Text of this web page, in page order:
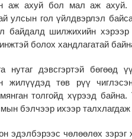
аж ахуй бол мал аж ахуй.
улсын гол үйлдвэрлэл
байдалд шилжихийн
болох хандлагатай
нутаг дэвсгэртэй бөгөөд
жилүүдэд төв рүү
толгойд хүрээд байна.
бэлчээр ихээр талхлагдаж
эдэлбэрээс чөлөөлөх